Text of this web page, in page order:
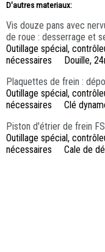
D'autres materiaux:
Vis douze pans avec
de roue : desserrage et
Outillage spécial,
nécessaires Douille,
Plaquettes de frein :
Outillage spécial,
nécessaires Clé
Piston d'étrier de frein
Outillage spécial,
nécessaires Cale de